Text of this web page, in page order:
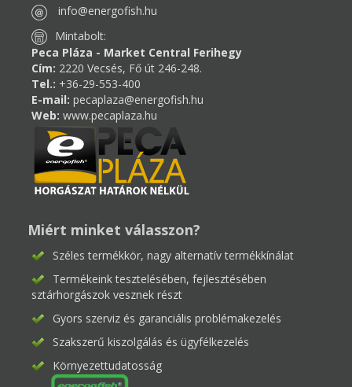
info@energofish.hu
Mintabolt:
Peca Pláza - Market Central Ferihegy
Cím: 2220 Vecsés, Fő út 246-248.
Tel.: +36-29-553-400
E-mail: pecaplaza@energofish.hu
Web: www.pecaplaza.hu
Miért minket válasszon?
Széles termékkör, nagy alternatív termékkínálat
Termékeink tesztelésében, fejlesztésében
sztárhorgászok vesznek részt
Gyors szerviz és garanciális problémakezelés
Szakszerű kiszolgálás és ügyfélkezelés
Környezettudatosság